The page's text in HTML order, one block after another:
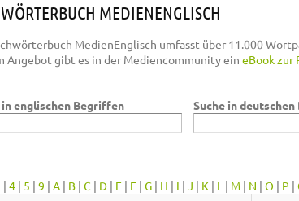
MEDIENENGLISCH
MedienEnglisch umfasst über 11.000
Angebot gibt es in der Mediencommunity ein eBook zur
in englischen Begriffen Suche in
| 4 | 5 | 9 | A | B | C | D | E | F | G | H | I | J | K | L | M | N | O | P |